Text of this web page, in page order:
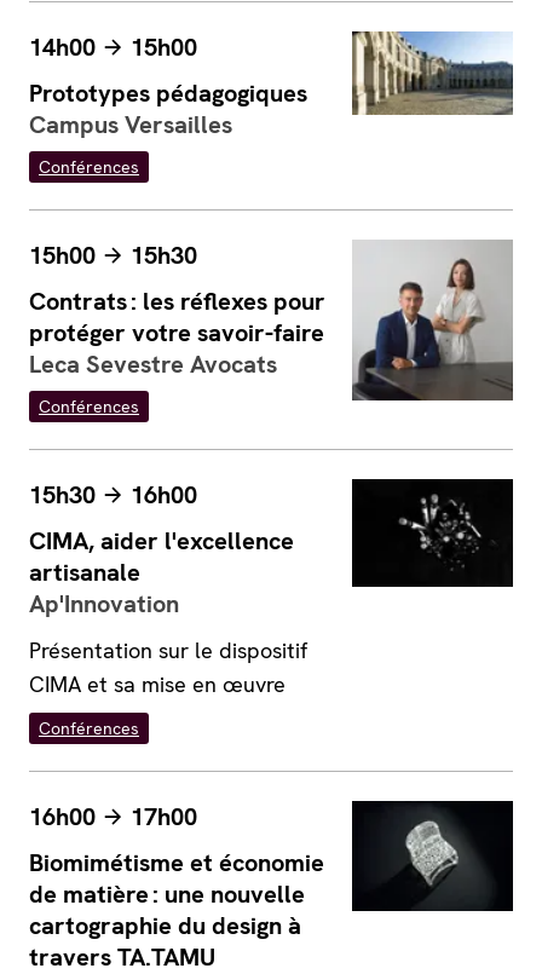
Prototypes pédagogiques
Campus Versailles
14h00 15h00
Conférences
Contrats : les réflexes pour
protéger votre savoir-faire
Leca Sevestre Avocats
15h00 15h30
Conférences
CIMA, aider l'excellence
artisanale
Ap'Innovation
15h30 16h00
Présentation sur le dispositif
CIMA et sa mise en œuvre
Conférences
Biomimétisme et économie
de matière : une nouvelle
cartographie du design à
travers TA.TAMU
16h00 17h00